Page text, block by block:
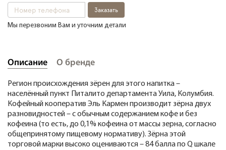
Заказать
Мы перезвоним Вам и уточним детали
Описание О бренде
Регион происхождения зёрен для этого напитка –
населённый пункт Питалито департамента Уила, Колумбия.
Кофейный кооператив Эль Кармен производит зёрна двух
разновидностей – с обычным содержанием кофе и без
кофеина (то есть, до 0,1% кофеина от массы зерна, согласно
общепринятому пищевому нормативу). Зёрна этой
торговой марки высоко оцениваются – 84 балла по Q шкале